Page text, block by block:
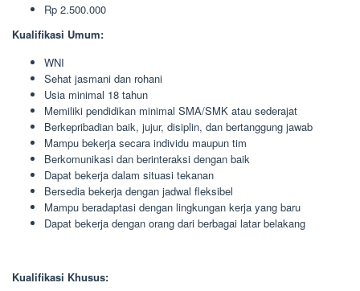
Rp 2.500.000
Kualifikasi Umum:
WNI
Sehat jasmani dan rohani
Usia minimal 18 tahun
Memiliki pendidikan minimal SMA/SMK atau sederajat
Berkepribadian baik, jujur, disiplin, dan bertanggung jawab
Mampu bekerja secara individu maupun tim
Berkomunikasi dan berinteraksi dengan baik
Dapat bekerja dalam situasi tekanan
Bersedia bekerja dengan jadwal fleksibel
Mampu beradaptasi dengan lingkungan kerja yang baru
Dapat bekerja dengan orang dari berbagai latar belakang
Kualifikasi Khusus: